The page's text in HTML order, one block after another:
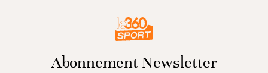
Abonnement Newsletter